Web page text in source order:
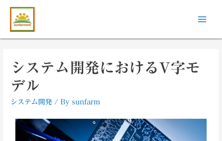
システム開発におけるV字モ
デル
システム開発 / Bysunfarm